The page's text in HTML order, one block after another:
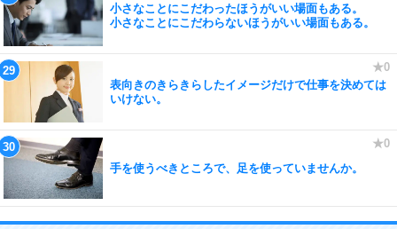
小さなことにこだわったほうがいい場面もある。
小さなことにこだわらないほうがいい場面もある。
表向きのきらきらしたイメージだけで仕事を決めては
いけない。
手を使うべきところで、足を使っていませんか。